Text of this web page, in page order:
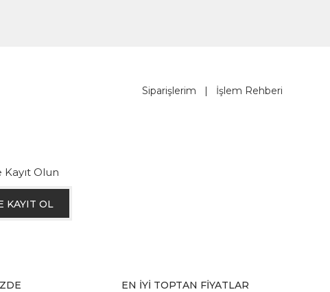
Siparişlerim | İşlem Rehberi
Olun
KAYIT OL
EN İYİ TOPTAN FİYATLAR